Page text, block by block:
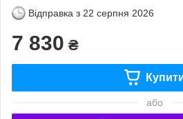
Відправка з 22 серпня 2026
7 830 ₴
або